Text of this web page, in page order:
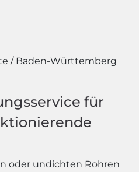
Baden-Württemberg
für
oder undichten Rohren